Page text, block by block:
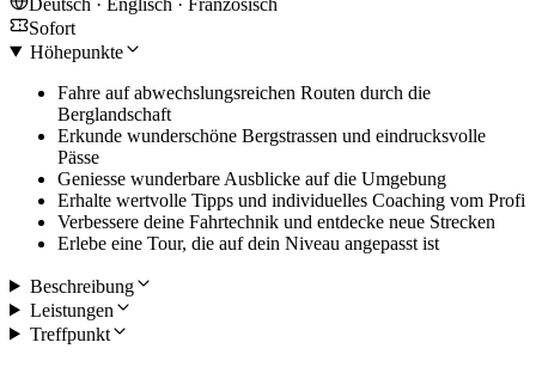
Sofort
Höhepunkte
Fahre auf abwechslungsreichen Routen durch die
Berglandschaft
Erkunde wunderschöne Bergstrassen und eindrucksvolle
Pässe
Geniesse wunderbare Ausblicke auf die Umgebung
Erhalte wertvolle Tipps und individuelles Coaching vom Profi
Verbessere deine Fahrtechnik und entdecke neue Strecken
Erlebe eine Tour, die auf dein Niveau angepasst ist
Beschreibung
Leistungen
Treffpunkt